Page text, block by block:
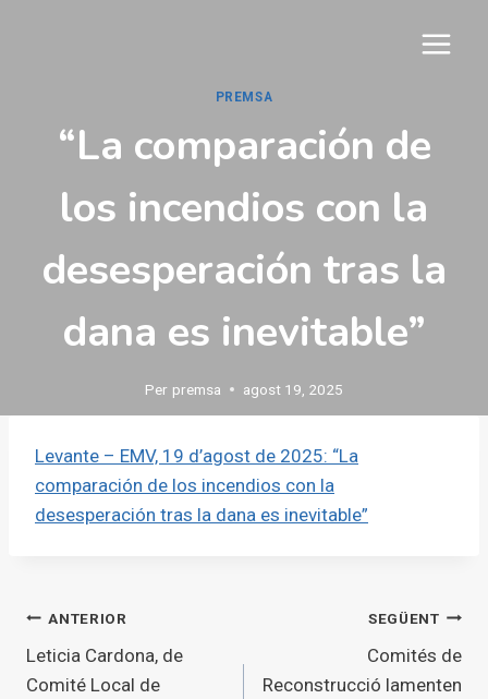
PREMSA
“La comparación de
los incendios con la
desesperación tras la
dana es inevitable”
Per premsa agost 19, 2025
Levante – EMV, 19 d’agost de 2025: “La
comparación de los incendios con la
desesperación tras la dana es inevitable”
Navegació
d'entrades
ANTERIOR
Leticia Cardona, de
Comité Local de
SEGÜENT
Comités de
Reconstrucció lamenten